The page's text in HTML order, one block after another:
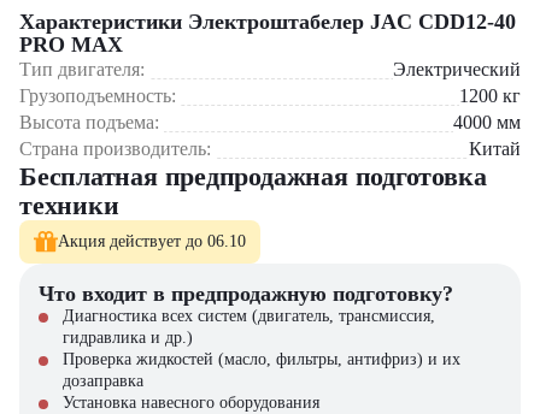
Комфортная эксплуатация
рабочего места
Простота обслуживания
удобный доступ к основным
Где применяется JAC CDD12-40 PRO MAX?
Крупные складские комплексы – обработка значительных
грузопотоков
Логистические центры – эффективное перемещение
паллетированных грузов
Производственные предприятия – работа с сырьем и готовой
продукцией
Оптовые базы – обработка товарных запасов
Торговые сети – работа в распределительных центрах
Почему стоит выбрать JAC CDD12-40 PRO MAX?
Обеспечить высокую производительность складских операций
Гарантировать надежность при интенсивной эксплуатации
Оптимизировать пространство на складе
Снизить эксплуатационные расходы
Обеспечить комфортные условия работы оператора
Характеристики Электроштабелер JAC CDD12-40
PRO MAX
Тип двигателя:
Электрический
Грузоподъемность:
1200 кг
Высота подъема:
4000 мм
Страна производитель:
Китай
Бесплатная предпродажная подготовка
техники
Акция действует до 06.10
Что входит в предпродажную подготовку?
Диагностика всех систем (двигатель, трансмиссия,
гидравлика и др.)
Проверка жидкостей (масло, фильтры, антифриз) и их
дозаправка
Установка навесного оборудования